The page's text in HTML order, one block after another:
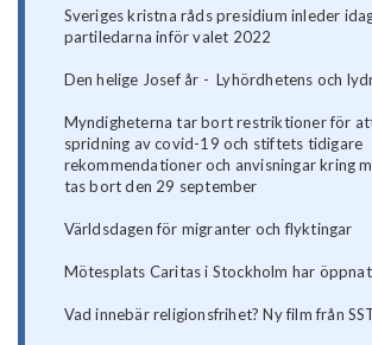
Sveriges kristna råds presidium inleder
partiledarna inför valet 2022
Den helige Josef år - Lyhördhetens och
Myndigheterna tar bort restriktioner för
spridning av covid-19 och stiftets tidigare
rekommendationer och anvisningar kring
tas bort den 29 september
Världsdagen för migranter och flyktingar
Mötesplats Caritas i Stockholm har
Vad innebär religionsfrihet? Ny film från